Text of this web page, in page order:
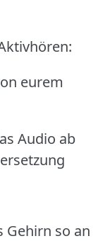
eurem
Audio ab
Gehirn so an